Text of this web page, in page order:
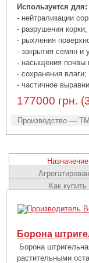
Используется для:
- нейтрализации
- разрушения корки;
- рыхления
- закрытия семян и
- насыщения почвы
- сохранения влаги;
- частичное
177000 грн.
Производство —
Назначение
Как купить
Борона
Борона
растительными